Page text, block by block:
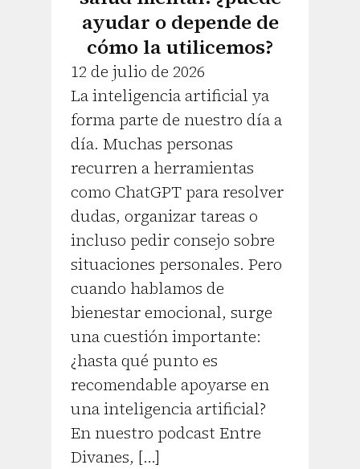
ayudar o depende de
cómo la utilicemos?
12 de julio de 2026
La inteligencia artificial ya
forma parte de nuestro día a
día. Muchas personas
recurren a herramientas
como ChatGPT para resolver
dudas, organizar tareas o
incluso pedir consejo sobre
situaciones personales. Pero
cuando hablamos de
bienestar emocional, surge
una cuestión importante:
¿hasta qué punto es
recomendable apoyarse en
una inteligencia artificial?
En nuestro podcast Entre
Divanes, […]